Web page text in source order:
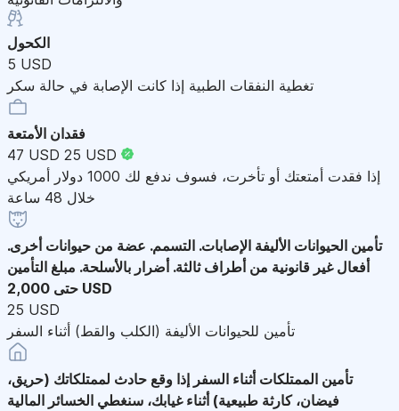
الكحول
5 USD
تغطية النفقات الطبية إذا كانت الإصابة في حالة سكر
فقدان الأمتعة
47 USD 25 USD
إذا فقدت أمتعتك أو تأخرت، فسوف ندفع لك 1000 دولار أمريكي
خلال 48 ساعة
تأمين الحيوانات الأليفة الإصابات. التسمم. عضة من حيوانات أخرى.
أفعال غير قانونية من أطراف ثالثة. أضرار بالأسلحة. مبلغ التأمين
حتى 2,000 USD
25 USD
تأمين للحيوانات الأليفة (الكلب والقط) أثناء السفر
تأمين الممتلكات أثناء السفر إذا وقع حادث لممتلكاتك (حريق،
فيضان، كارثة طبيعية) أثناء غيابك، سنغطي الخسائر المالية